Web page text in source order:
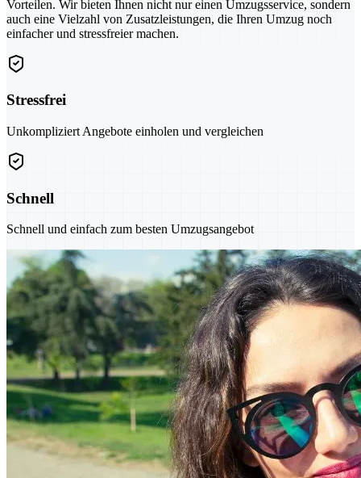
Vorteilen. Wir bieten Ihnen nicht nur einen Umzugsservice, sondern
auch eine Vielzahl von Zusatzleistungen, die Ihren Umzug noch
einfacher und stressfreier machen.
Stressfrei
Unkompliziert Angebote einholen und vergleichen
Schnell
Schnell und einfach zum besten Umzugsangebot